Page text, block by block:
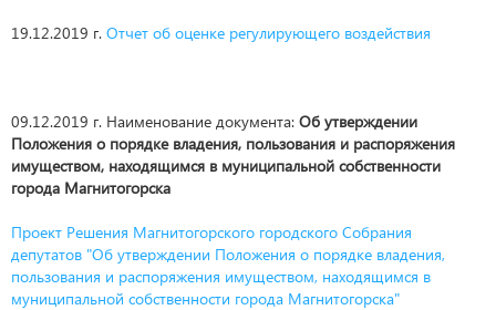
19.12.2019 г. Отчет об оценке регулирующего воздействия
09.12.2019 г. Наименование документа: Об утверждении
Положения о порядке владения, пользования и распоряжения
имуществом, находящимся в муниципальной собственности
города Магнитогорска
Проект Решения Магнитогорского городского Собрания
депутатов "Об утверждении Положения о порядке владения,
пользования и распоряжения имуществом, находящимся в
муниципальной собственности города Магнитогорска"